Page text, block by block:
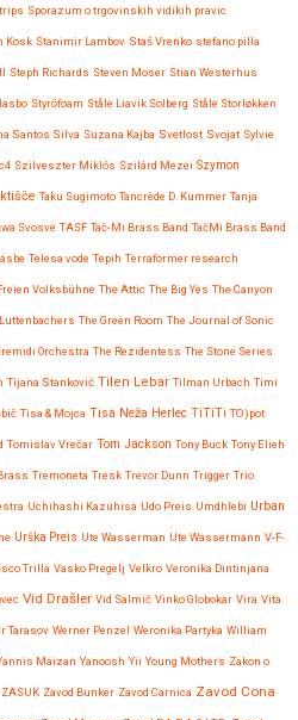
Sporazum o trgovinskih vidikih pravic
Kosk Stanimir Lambov Staš Vrenko stefano pilla
Steph Richards Steven Moser Stian Westerhus
Styröfoam Ståle Liavik Solberg Ståle Storløkken
Santos Silva Suzana Kajba Svetlost Svojat Sylvie
Szilveszter Miklós Szilárd Mezei Szymon
Taku Sugimoto Tancrède D. Kummer Tanja
Svosve TASF Tač-Mi Brass Band TačMi Brass Band
Telesa vode Tepih Terraformer research
Volksbühne The Attic The Big Yes The Canyon
The Green Room The Journal of Sonic
Orchestra The Rezidentess The Stone Series
Tijana Stanković Tilen Lebar Tilman Urbach Timi
Tisa & Mojca Tisa Neža Herlec TiTiTi TO)pot
Tomislav Vrečar Tom Jackson Tony Buck Tony Elieh
Tremoneta Tresk Trevor Dunn Trigger Trio
Uchihashi Kazuhisa Udo Preis Umdhlebi Urban
Urška Preis Ute Wasserman Ute Wassermann V-F-
Trilla Vasko Pregelj Velkro Veronika Dintinjana
Vid Drašler Vid Salmič Vinko Globokar Vira Vita
Tarasov Werner Penzel Weronika Partyka William
Maizan Yanoosh Yii Young Mothers Zakon o
ZASUK Zavod Bunker Zavod Carnica Zavod Cona